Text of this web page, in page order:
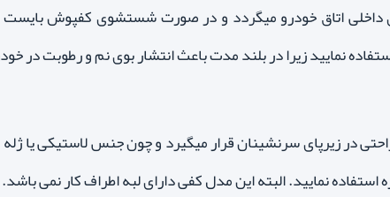
داخلی اتاق خودرو میگردد و در صورت شستشوی کفپوش
نمایید زیرا در بلند مدت باعث انتشار بوی نم و رطوبت در
در زیرپای سرنشینان قرار میگیرد و چون جنس لاستیکی یا ژله
نمایید. البته این مدل کفی دارای لبه اطراف کار نمی باشد.